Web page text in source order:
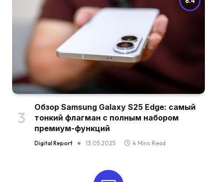
Обзор Samsung Galaxy S25 Edge: самый
тонкий флагман с полным набором
премиум-функций
Digital Report 13.05.2025 4 Mins Read